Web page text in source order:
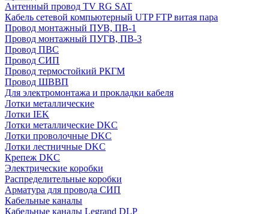
Антенный провод TV RG SAT
Кабель сетевой компьютерный UTP FTP витая пара
Провод монтажный ПУВ, ПВ-1
Провод монтажный ПУГВ, ПВ-3
Провод ПВС
Провод СИП
Провод термостойкий РКГМ
Провод ШВВП
Для электромонтажа и прокладки кабеля
Лотки металлические
Лотки IEK
Лотки металлические DKC
Лотки проволочные DKC
Лотки лестничные DKC
Крепеж DKC
Электрические коробки
Распределительные коробки
Арматура для провода СИП
Кабельные каналы
Кабельные каналы Legrand DLP